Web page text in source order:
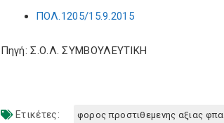
ΠΟΛ.1205/15.9.2015
Πηγή: Σ.Ο.Λ. ΣΥΜΒΟΥΛΕΥΤΙΚΗ
Ετικέτες: φορος προστιθεμενης αξιας φπα